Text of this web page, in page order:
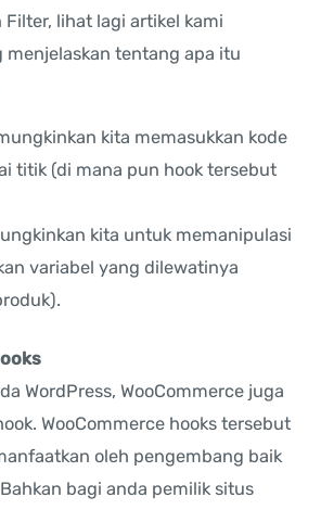
Filter, lihat lagi artikel kami
menjelaskan tentang apa itu
kita memasukkan kode
titik (di mana pun hook tersebut
kita untuk memanipulasi
variabel yang dilewatinya
WordPress, WooCommerce juga
WooCommerce hooks tersebut
oleh pengembang baik
bagi anda pemilik situs